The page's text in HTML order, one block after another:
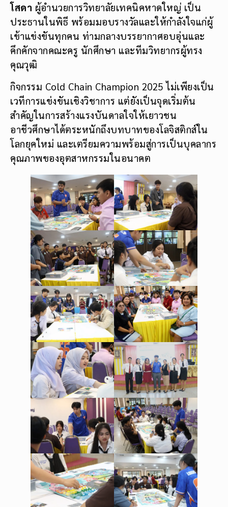
โสดา ผู้อำนวยการวิทยาลัยเทคนิคหาดใหญ่ เป็น
ประธานในพิธี พร้อมมอบรางวัลและให้กำลังใจแก่ผู้
เข้าแข่งขันทุกคน ท่ามกลางบรรยากาศอบอุ่นและ
คึกคักจากคณะครู นักศึกษา และทีมวิทยากรผู้ทรง
คุณวุฒิ
กิจกรรม Cold Chain Champion 2025 ไม่เพียงเป็น
เวทีการแข่งขันเชิงวิชาการ แต่ยังเป็นจุดเริ่มต้น
สำคัญในการสร้างแรงบันดาลใจให้เยาวชน
อาชีวศึกษาได้ตระหนักถึงบทบาทของโลจิสติกส์ใน
โลกยุคใหม่ และเตรียมความพร้อมสู่การเป็นบุคลากร
คุณภาพของอุตสาหกรรมในอนาคต